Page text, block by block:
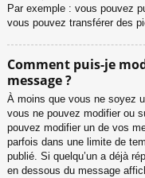
Par exemple : vous pouvez
vous pouvez transférer des
Comment puis-je
message ?
À moins que vous ne soyez
vous ne pouvez modifier ou
pouvez modifier un de vos
parfois dans une limite de
publié. Si quelqu’un a déjà
en dessous du message